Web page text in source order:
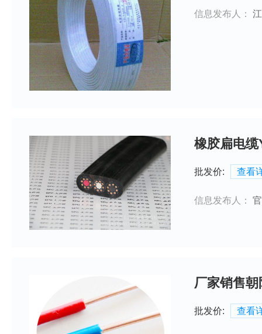
信息发布人：
橡胶扁电
批发价: 查看
信息发布人：
厂家销售
批发价: 查看